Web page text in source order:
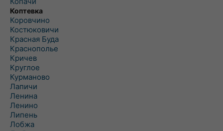
Коптевка
Коровчино
Костюковичи
Красная Буда
Краснополье
Кричев
Круглое
Курманово
Лапичи
Ленина
Ленино
Липень
Лобжа